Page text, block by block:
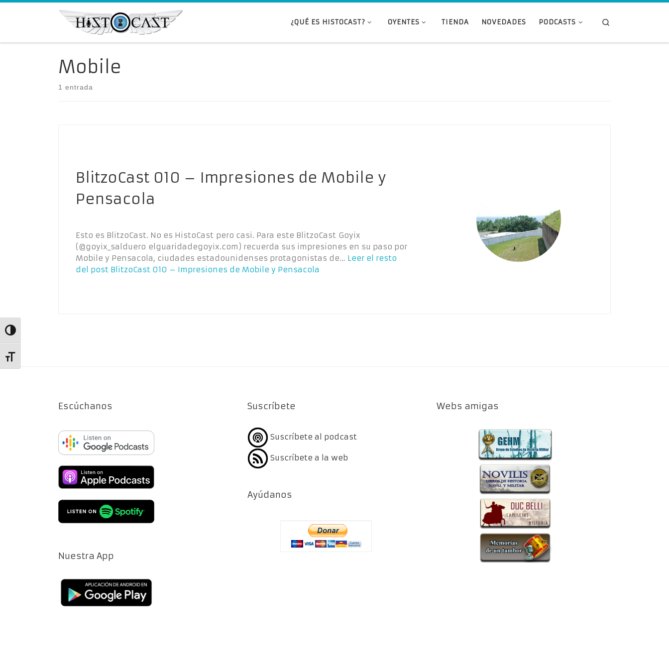
Alternar alto contraste
Alternar tamaño de letra
Saltar al contenido
¿QUÉ ES HISTOCAST? OYENTES TIENDA NOVEDADES PODCASTS
Mobile
1 entrada
BlitzoCast 010 – Impresiones de Mobile y
Pensacola
Esto es BlitzoCast. No es HistoCast pero casi. Para este BlitzoCast Goyix
(@goyix_salduero elguaridadegoyix.com) recuerda sus impresiones en su paso por
Mobile y Pensacola, ciudades estadounidenses protagonistas de… Leer el resto
del post BlitzoCast 010 – Impresiones de Mobile y Pensacola
Escúchanos
Nuestra App
Suscríbete
Suscríbete al podcast
Suscríbete a la web
Ayúdanos
Webs amigas